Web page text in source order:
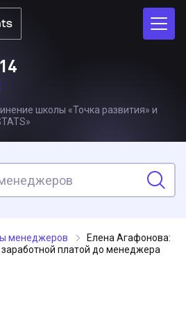
школы «Точка развития» и
менеджеров
Елена Агафонова:
платой до менеджера